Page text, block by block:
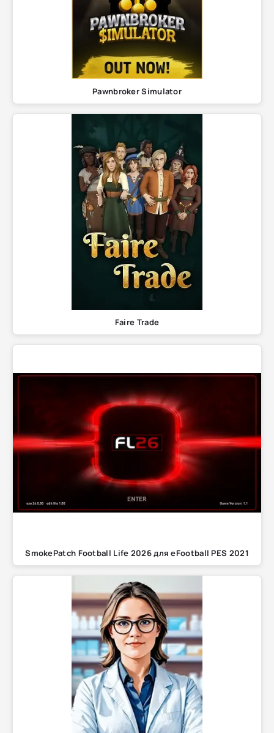
Pawnbroker Simulator
Faire Trade
SmokePatch Football Life 2026 для eFootball PES 2021